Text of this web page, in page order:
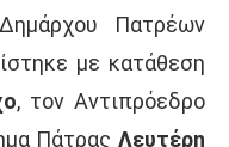
Πατρέων
με κατάθεση
, τον Αντιπρόεδρο
Πάτρας Λευτέρη